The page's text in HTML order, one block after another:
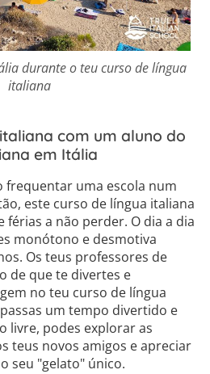
durante o teu curso de língua
italiana
com um aluno do
em Itália
frequentar uma escola num
este curso de língua italiana
a não perder. O dia a dia
monótono e desmotiva
Os teus professores de
de que te divertes e
no teu curso de língua
um tempo divertido e
livre, podes explorar as
teus novos amigos e apreciar
seu "gelato" único.